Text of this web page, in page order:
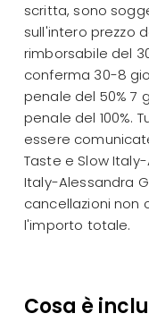
scritta, sono
sull'intero prezzo
rimborsabile del
conferma 30-8
penale del 50% 7
penale del 100%.
essere
Taste e Slow
Italy-Alessandra
cancellazioni
l'importo totale.
Cosa è